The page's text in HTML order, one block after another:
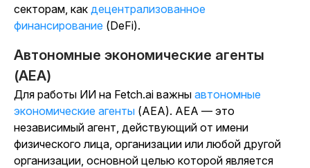
секторам, как децентрализованное
финансирование (DeFi).
Автономные экономические агенты
(AEA)
Для работы ИИ на Fetch.ai важны автономные
экономические агенты (AEA). AEA — это
независимый агент, действующий от имени
физического лица, организации или любой другой
организации, основной целью которой является